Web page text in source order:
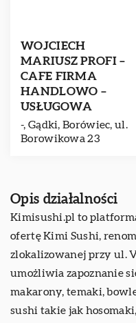
WOJCIECH
MARIUSZ PROFI –
CAFE FIRMA
HANDLOWO –
USŁUGOWA
-, Gądki, Borówiec, ul.
Borowikowa 23
Opis działalności
Kimisushi.pl to
ofertę Kimi Sushi,
zlokalizowanej przy ul.
umożliwia zapoznanie
makarony, temaki,
sushi takie jak